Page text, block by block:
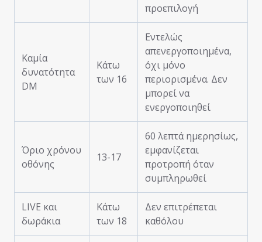
προεπιλογή
Καμία
δυνατότητα
DM
Κάτω
των 16
Εντελώς
απενεργοποιημένα,
όχι μόνο
περιορισμένα. Δεν
μπορεί να
ενεργοποιηθεί
Όριο χρόνου
οθόνης
13-17
60 λεπτά ημερησίως,
εμφανίζεται
προτροπή όταν
συμπληρωθεί
LIVE και
δωράκια
Κάτω
των 18
Δεν επιτρέπεται
καθόλου